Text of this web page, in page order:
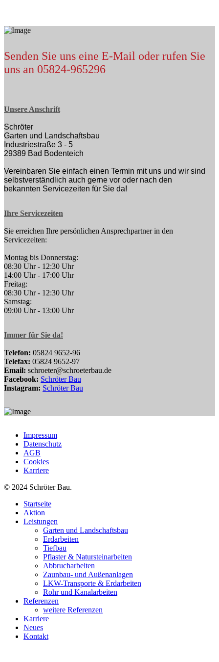
Senden Sie uns eine E-Mail oder rufen Sie
uns an 05824-965296
Unsere Anschrift
Schröter
Garten und Landschaftsbau
Industriestraße 3 - 5
29389 Bad Bodenteich
Vereinbaren Sie einfach einen Termin mit uns und wir sind
selbstverständlich auch gerne vor oder nach den
bekannten Servicezeiten für Sie da!
Ihre Servicezeiten
Sie erreichen Ihre persönlichen Ansprechpartner in den
Servicezeiten:
Montag bis Donnerstag:
08:30 Uhr - 12:30 Uhr
14:00 Uhr - 17:00 Uhr
Freitag:
08:30 Uhr - 12:30 Uhr
Samstag:
09:00 Uhr - 13:00 Uhr
Immer für Sie da!
Telefon: 05824 9652-96
Telefax: 05824 9652-97
Email: schroeter@schroeterbau.de
Facebook: Schröter Bau
Instagram: Schröter Bau
Impressum
Datenschutz
AGB
Cookies
Karriere
© 2024 Schröter Bau.
Startseite
Aktion
Leistungen
Garten und Landschaftsbau
Erdarbeiten
Tiefbau
Pflaster & Natursteinarbeiten
Abbrucharbeiten
Zaunbau- und Außenanlagen
LKW-Transporte & Erdarbeiten
Rohr und Kanalarbeiten
Referenzen
weitere Referenzen
Karriere
Neues
Kontakt